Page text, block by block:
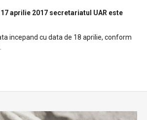
17 aprilie 2017 secretariatul UAR este
incepand cu data de 18 aprilie, conform